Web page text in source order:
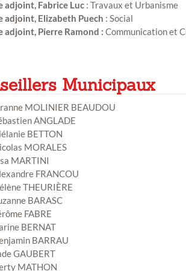
adjoint, Fabrice Luc : Travaux et Urbanisme
adjoint, Elizabeth Puech : Social
adjoint, Pierre Ramond : Communication et
Municipaux
MOLINIER BEAUDOU
ANGLADE
BETTON
MORALES
MARTINI
FRANCOU
THEURIÈRE
BARASC
FABRE
BERNAT
BARRAU
GAUBERT
MATHONInscription Réal'Art